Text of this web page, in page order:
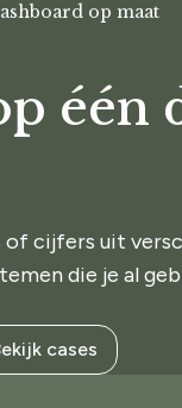
op maat
één
cijfers uit
die je al
cases